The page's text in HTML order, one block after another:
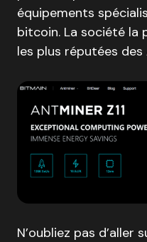
équipements
bitcoin. La société la
les plus réputées des
N’oubliez pas